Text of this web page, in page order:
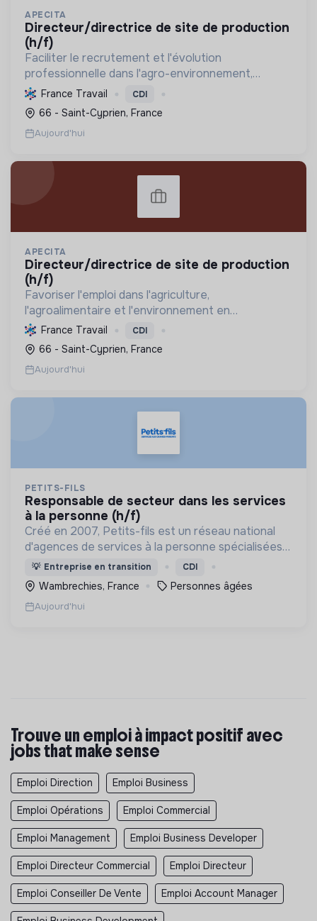
APECITA
directeur/directrice de site de production
(h/f)
Faciliter le recrutement et l'évolution
professionnelle dans l'agro-environnement,
promouvoir les emplois verts et l'agriculture
durable, tout en soutenant l'insertion
professionnelle et la mutualisat...
France Travail CDI
66 - Saint-Cyprien, France
Aujourd'hui
APECITA
directeur/directrice de site de production
(h/f)
Favoriser l'emploi dans l'agriculture,
l'agroalimentaire et l'environnement en
connectant candidats et employeurs, et en
promouvant les métiers de la transition
écologique.
France Travail CDI
66 - Saint-Cyprien, France
Aujourd'hui
PETITS-FILS
responsable de secteur dans les services
à la personne (h/f)
Créé en 2007, Petits-fils est un réseau national
d'agences de services à la personne spécialisées
dans l'aide à domicile pour les personnes âgées.
💡 Entreprise en transition CDI
Wambrechies, France Personnes âgées
Aujourd'hui
Trouve un emploi à impact positif avec
jobs that make sense
Emploi Direction Emploi Business
Emploi Opérations Emploi Commercial
Emploi Management Emploi Business Developer
Emploi Directeur Commercial Emploi Directeur
Emploi Conseiller De Vente Emploi Account Manager